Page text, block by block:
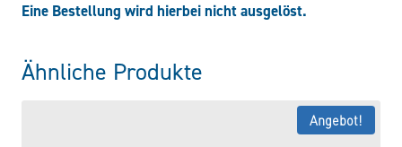
Eine Bestellung wird hierbei nicht ausgelöst.
Ähnliche Produkte
Angebot!